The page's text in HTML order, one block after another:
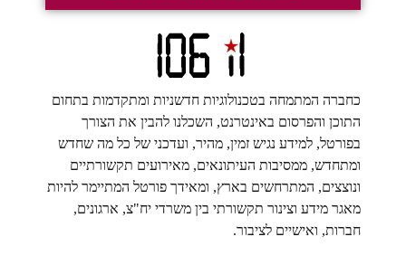
כחברה המתמחה בטכנולוגיות חדשניות ומתקדמות בתחום
התוכן והפרסום באינטרנט, השכלנו להבין את הצורך
בפורטל, למידע נגיש זמין, מהיר, ועדכני של כל מה שחדש
ומתחדש, ממסיבות העיתונאים, מאירועים תקשורתיים
ונוצצים, המתרחשים בארץ, ומאידך פורטל המתיימר להיות
מאגר מידע וצינור תקשורתי בין משרדי יח"צ, ארגונים,
חברות, ואישיים לציבור.